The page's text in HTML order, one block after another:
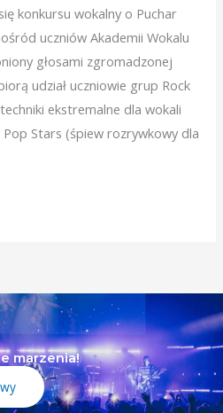
konkursu wokalny o Puchar
uczniów Akademii Wokalu
głosami zgromadzonej
udział uczniowie grup Rock
ekstremalne dla wokali
Stars (śpiew rozrywkowy dla
marzenia!